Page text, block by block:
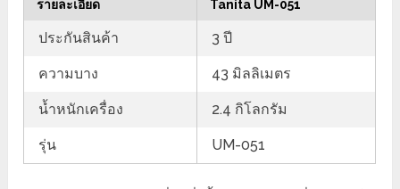
รายละเอียด Tanita UM-051
ประกันสินค้า 3 ปี
ความบาง 43 มิลลิเมตร
น้ำหนักเครื่อง 2.4 กิโลกรัม
รุ่น UM-051